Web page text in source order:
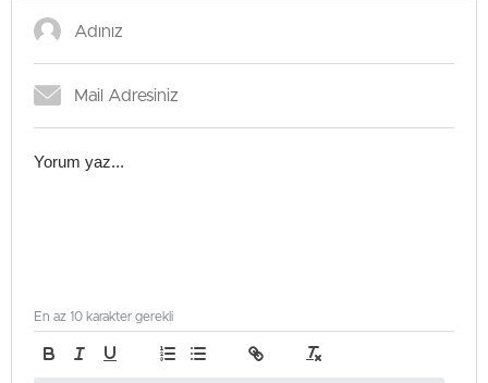
En az 10 karakter gerekli